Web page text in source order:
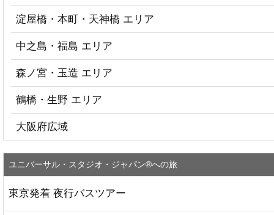
淀屋橋・本町・天神橋 エリア
中之島・福島 エリア
森ノ宮・玉造 エリア
鶴橋・生野 エリア
大阪府広域
ユニバーサル・スタジオ・ジャパン®への旅
東京発着 夜行バスツアー